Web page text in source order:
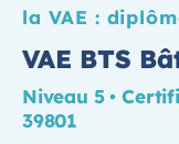
la VAE :
VAE BTS
Niveau 5 •
39801